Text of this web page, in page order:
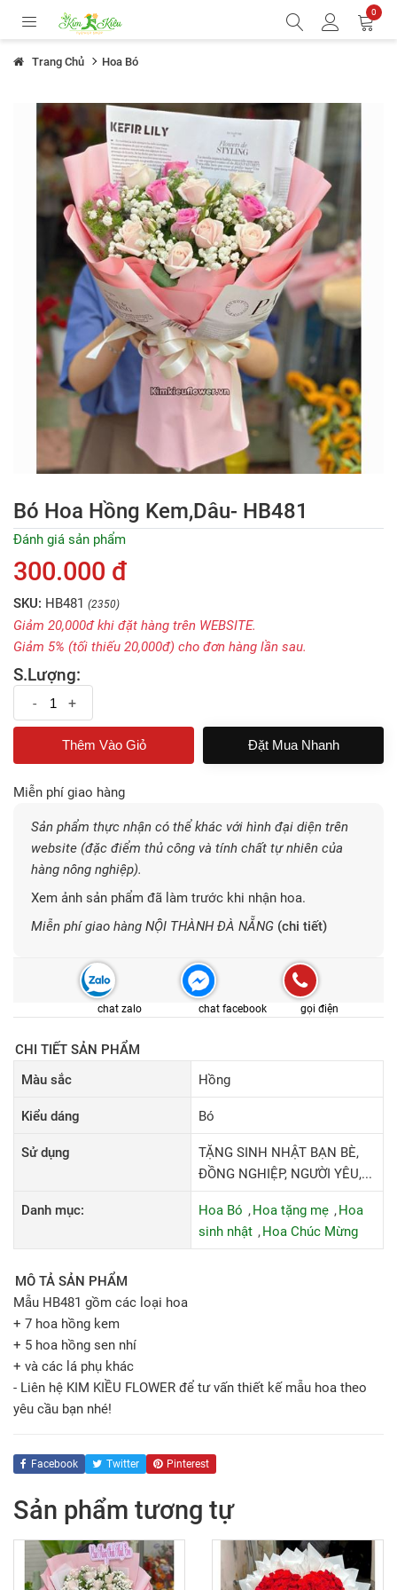
0
Trang Chủ Hoa Bó
Bó Hoa Hồng Kem,dâu- HB481
Đánh giá sản phẩm
300.000 đ
SKU: HB481 (2350)
Giảm 20,000đ khi đặt hàng trên WEBSITE.
Giảm 5% (tối thiếu 20,000đ) cho đơn hàng lần sau.
S.Lượng:
- +
Đặt Mua Nhanh
Miễn phí giao hàng
Sản phẩm thực nhận có thể khác với hình đại diện trên
website (đặc điểm thủ công và tính chất tự nhiên của
hàng nông nghiệp).
Xem ảnh sản phẩm đã làm trước khi nhận hoa.
Miễn phí giao hàng NỘI THÀNH ĐÀ NẴNG (chi tiết)
chat zalo chat facebook gọi điện
CHI TIẾT SẢN PHẨM
Màu sắc
Hồng
Kiểu dáng Bó
Sử dụng
TẶNG SINH NHẬT BẠN BÈ,
ĐỒNG NGHIỆP, NGƯỜI YÊU,...
Danh mục: Hoa Bó Hoa tặng mẹ
Hoa
sinh nhật
Hoa Chúc Mừng
MÔ TẢ SẢN PHẨM
Mẫu HB481 gồm các loại hoa
+ 7 hoa hồng kem
+ 5 hoa hồng sen nhí
+ và các lá phụ khác
- Liên hệ KIM KIỀU FLOWER để tư vấn thiết kế mẫu hoa theo
yêu cầu bạn nhé!
Facebook Twitter Pinterest
Sản phẩm tương tự